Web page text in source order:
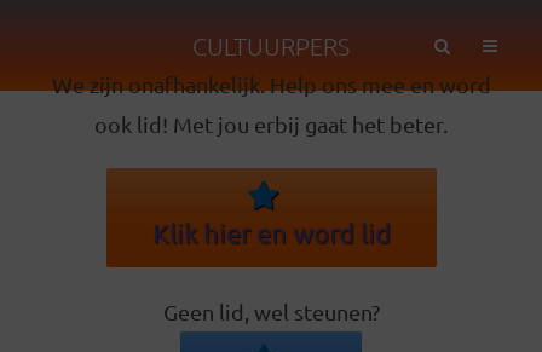
CULTUURPERS
We zijn onafhankelijk. Help ons mee en word
ook lid! Met jou erbij gaat het beter.
Klik hier en word lid
Geen lid, wel steunen?